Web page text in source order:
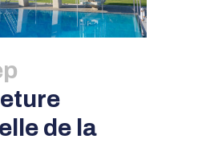
de la